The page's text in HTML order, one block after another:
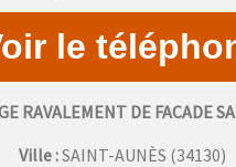
RAVALEMENT DE FACADE
Ville :SAINT-AUNÈS (34130)